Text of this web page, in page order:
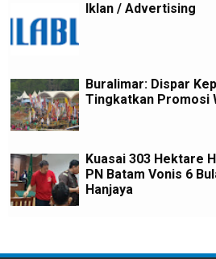
Iklan / Advertising
Buralimar: Dispar
Tingkatkan Promosi
Kuasai 303 Hektare
PN Batam Vonis 6
Hanjaya